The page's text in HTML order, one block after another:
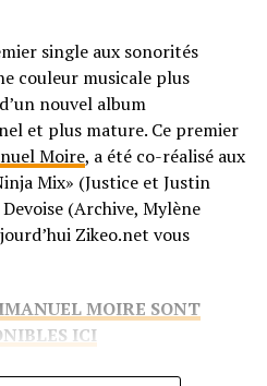
single aux sonorités
couleur musicale plus
nouvel album
et plus mature. Ce premier
Moire, a été co-réalisé aux
Mix» (Justice et Justin
(Archive, Mylène
Zikeo.net vous
MOIRE SONT
ICI